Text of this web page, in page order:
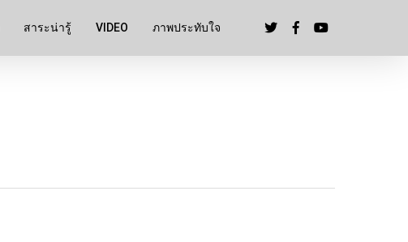
สาระน่ารู้ VIDEO ภาพประทับใจ